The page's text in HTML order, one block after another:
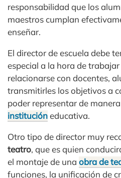
responsabilidad que los
maestros cumplan
enseñar.
El director de escuela debe
especial a la hora de
relacionarse con docentes,
transmitirles los objetivos a
poder representar de
institucióneducativa.
Otro tipo de director muy
teatro, que es quien
el montaje de una obra de
funciones, la unificación de